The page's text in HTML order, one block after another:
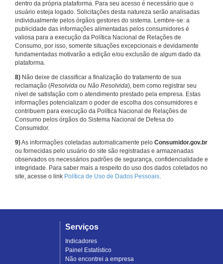
dentro da própria plataforma. Para seu acesso é necessário que o
usuário esteja logado. Solicitações desta natureza serão analisadas
individualmente pelos órgãos gestores do sistema. Lembre-se: a
publicidade das informações alimentadas pelos consumidores é
valiosa para a execução da Política Nacional de Relações de
Consumo, por isso, somente situações excepcionais e devidamente
fundamentadas motivarão a edição e/ou exclusão de algum dado da
plataforma.
8) Não deixe de classificar a finalização do tratamento de sua
reclamação (Resolvida ou Não Resolvida), bem como registrar seu
nível de satisfação com o atendimento prestado pela empresa. Estas
informações potencializam o poder de escolha dos consumidores e
contribuem para execução da Política Nacional de Relações de
Consumo pelos órgãos do Sistema Nacional de Defesa do
Consumidor.
9)As informações coletadas automaticamente pelo Consumidor.gov.br
ou fornecidas pelo usuário do site são registradas e armazenadas
observados os necessários padrões de segurança, confidencialidade e
integridade. Para saber mais a respeito do uso dos dados coletados no
site, acesse o link Política de Uso de Dados Pessoais.
Serviços
Indicadores
Painel Estatístico
Não encontrei a empresa